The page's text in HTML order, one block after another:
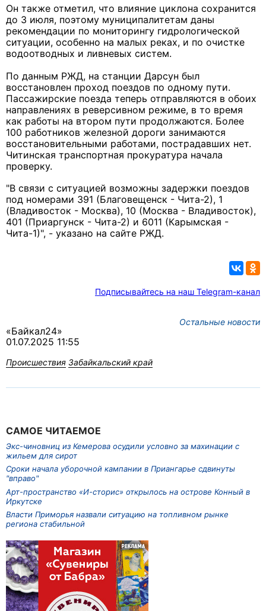
Он также отметил, что влияние циклона сохранится
до 3 июля, поэтому муниципалитетам даны
рекомендации по мониторингу гидрологической
ситуации, особенно на малых реках, и по очистке
водоотводных и ливневых систем.
По данным РЖД, на станции Дарсун был
восстановлен проход поездов по одному пути.
Пассажирские поезда теперь отправляются в обоих
направлениях в реверсивном режиме, в то время
как работы на втором пути продолжаются. Более
100 работников железной дороги занимаются
восстановительными работами, пострадавших нет.
Читинская транспортная прокуратура начала
проверку.
"В связи с ситуацией возможны задержки поездов
под номерами 391 (Благовещенск - Чита-2), 1
(Владивосток - Москва), 10 (Москва - Владивосток),
401 (Приаргунск - Чита-2) и 6011 (Карымская -
Чита-1)", - указано на сайте РЖД.
Подписывайтесь на наш Telegram-канал
Остальные новости
«Байкал24»
01.07.2025 11:55
Происшествия Забайкальский край
САМОЕ ЧИТАЕМОЕ
Экс-чиновниц из Кемерова осудили условно за махинации с
жильем для сирот
Сроки начала уборочной кампании в Приангарье сдвинуты
"вправо"
Арт-пространство «И-сторис» открылось на острове Конный в
Иркутске
Власти Приморья назвали ситуацию на топливном рынке
региона стабильной